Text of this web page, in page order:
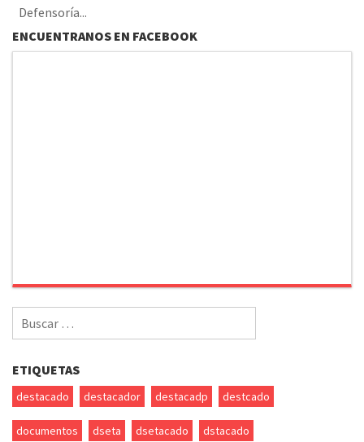
Defensoría...
ENCUENTRANOS EN FACEBOOK
Buscar
por:
ETIQUETAS
destacado destacador destacadp destcado
documentos dseta dsetacado dstacado